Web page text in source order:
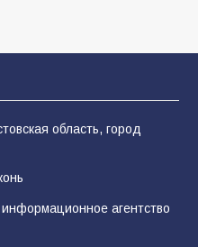
Что на самом
область, город
агентство